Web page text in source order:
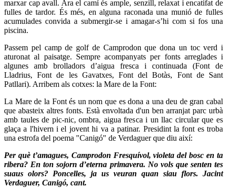
marxar cap avall. Ara el camí és ample, senzill, relaxat i encatifat de
fulles de tardor. És més, en alguna raconada una munió de fulles
acumulades convida a submergir-se i amagar-s’hi com si fos una
piscina.
Passem pel camp de golf de Camprodon que dona un toc verd i
aturonat al paisatge. Sempre acompanyats per fonts arreglades i
algunes amb brolladors d’aigua fresca i continuada (Font de
Lladrius, Font de les Gavatxes, Font del Botàs, Font de Sant
Patllari). Arribem als cotxes: la Mare de la Font:
La Mare de la Font és un nom que es dona a una deu de gran cabal
que abasteix altres fonts. Està envoltada d'un ben arranjat parc urbà
amb taules de pic-nic, ombra, aigua fresca i un llac circular que es
glaça a l'hivern i el jovent hi va a patinar. Presidint la font es troba
una estrofa del poema "Canigó" de Verdaguer que diu així:
Per què t’amagues, Camprodon Fresquívol,violeta del bosc en ta
ribera? En ton sojorn d’eterna primavera. No vols que senten tes
suaus olors? Poncelles, ja us veuran quan siau flors. Jacint
Verdaguer, Canigó, cant.